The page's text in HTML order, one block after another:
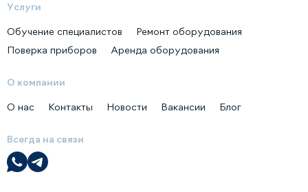
Услуги
Обучение специалистов
Ремонт оборудования
Поверка приборов
Аренда оборудования
О компании
О нас Контакты Новости Вакансии Блог
Всегда на связи